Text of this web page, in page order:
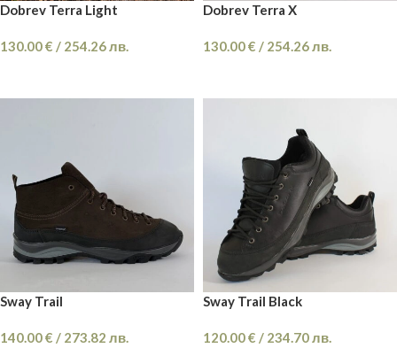
Dobrev Terra Light
130.00€ / 254.26лв.
Dobrev Terra X
130.00€ / 254.26лв.
Sway Trail
140.00€ / 273.82 лв.
Sway Trail Black
120.00€ / 234.70лв.